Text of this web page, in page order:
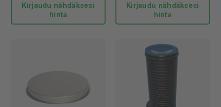
Kirjaudu nähdäksesi
hinta
Kirjaudu nähdäksesi
hinta